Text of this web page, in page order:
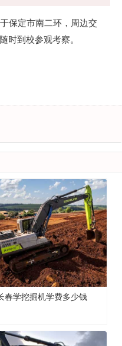
保定市南二环，周边交
时到校参观考察。
春学挖掘机学费多少钱